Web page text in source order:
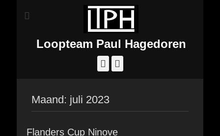
Loopteam Paul Hagedoren
Facebook
Maand: juli 2023
Flanders Cup Ninove